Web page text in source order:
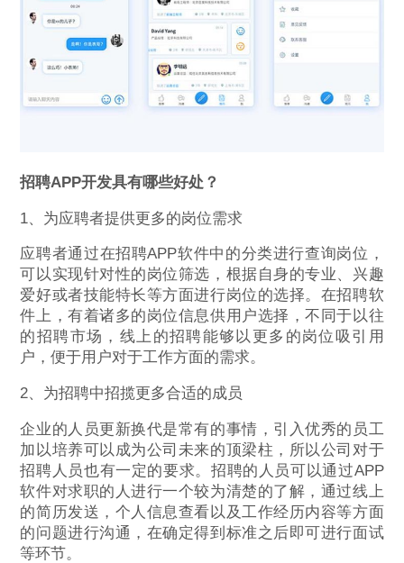
招聘APP开发具有哪些好处？
1、为应聘者提供更多的岗位需求
应聘者通过在招聘APP软件中的分类进行查询岗位，
可以实现针对性的岗位筛选，根据自身的专业、兴趣
爱好或者技能特长等方面进行岗位的选择。在招聘软
件上，有着诸多的岗位信息供用户选择，不同于以往
的招聘市场，线上的招聘能够以更多的岗位吸引用
户，便于用户对于工作方面的需求。
2、为招聘中招揽更多合适的成员
企业的人员更新换代是常有的事情，引入优秀的员工
加以培养可以成为公司未来的顶梁柱，所以公司对于
招聘人员也有一定的要求。招聘的人员可以通过APP
软件对求职的人进行一个较为清楚的了解，通过线上
的简历发送，个人信息查看以及工作经历内容等方面
的问题进行沟通，在确定得到标准之后即可进行面试
等环节。